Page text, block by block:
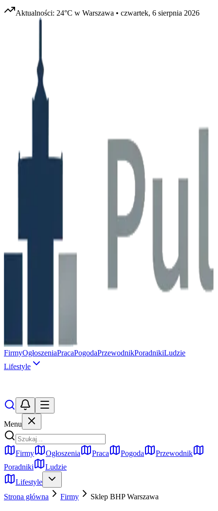
Aktualności: 24°C w Warszawa • czwartek, 6 sierpnia 2026
FirmyOgłoszeniaPracaPogodaPrzewodnikPoradnikiLudzie
Lifestyle
Menu
Firmy Ogłoszenia Praca Pogoda
Przewodnik
Poradniki
Ludzie
Lifestyle
Strona główna
Firmy Sklep BHP Warszawa